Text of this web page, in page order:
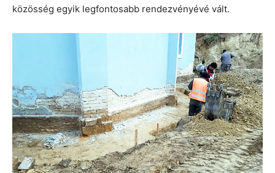
közösség egyik legfontosabb rendezvényévé vált.